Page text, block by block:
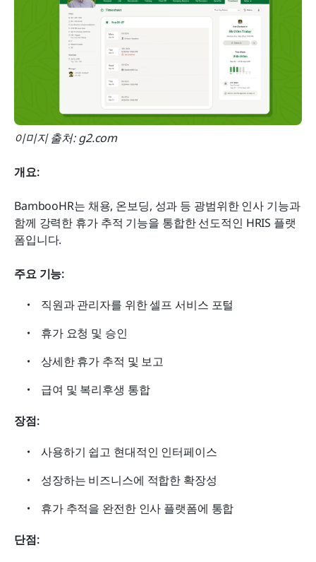
이미지 출처: g2.com
개요:
BambooHR는 채용, 온보딩, 성과 등 광범위한 인사 기능과
함께 강력한 휴가 추적 기능을 통합한 선도적인 HRIS 플랫
폼입니다.
주요 기능:
직원과 관리자를 위한 셀프 서비스 포털
휴가 요청 및 승인
상세한 휴가 추적 및 보고
급여 및 복리후생 통합
장점:
사용하기 쉽고 현대적인 인터페이스
성장하는 비즈니스에 적합한 확장성
휴가 추적을 완전한 인사 플랫폼에 통합
단점: